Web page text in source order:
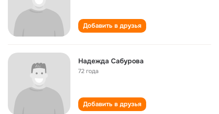
Добавить в друзья
Надежда Сабурова
72 года
Добавить в друзья